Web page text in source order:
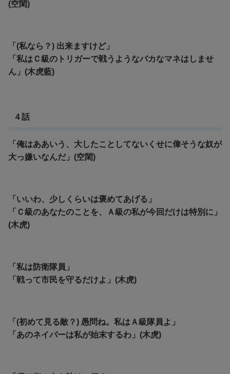
(空閑)
「(私なら？) 出来ますけど」
「私はＣ級のトリガーで戦うようなバカなマネはしませ
ん」(木虎藍)
４話
「俺はああいう、大したことしてないくせに偉そうな奴が
大っ嫌いなんだ」(空閑)
「いいわ、少しくらいは褒めてあげる」
「Ｃ級のあなたのことを、Ａ級の私が今回だけは特別に」
(木虎)
「私は防衛隊員」
「戦って市民を守るだけよ」(木虎)
「(初めて見る敵？) 愚問ね。私はＡ級隊員よ」
「あのネイバーは私が始末するわ」(木虎)